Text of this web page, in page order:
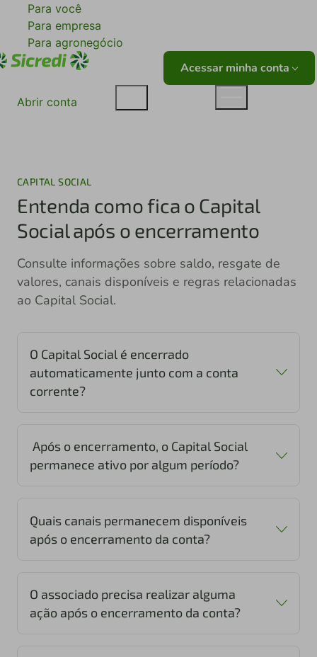
Para você
Para empresa
Para agronegócio
Acessar minha conta
Abrir conta
CAPITAL SOCIAL
Entenda como fica o Capital
Social após o encerramento
Consulte informações sobre saldo, resgate de
valores, canais disponíveis e regras relacionadas
ao Capital Social.
O Capital Social é encerrado
automaticamente junto com a conta
corrente?
Após o encerramento, o Capital Social
permanece ativo por algum período?
Quais canais permanecem disponíveis
após o encerramento da conta?
O associado precisa realizar alguma
ação após o encerramento da conta?